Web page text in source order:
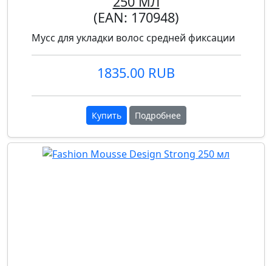
(EAN: 170948)
Мусс для укладки волос средней фиксации
1835.00 RUB
Купить Подробнее